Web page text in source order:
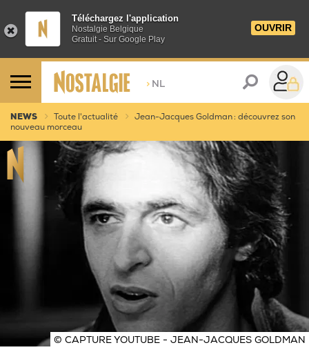
Téléchargez l'application
Nostalgie Belgique
Gratuit - Sur Google Play
OUVRIR
> NL
NEWS Toute l'actualité
Jean-Jacques Goldman : découvrez son
nouveau morceau
© CAPTURE YOUTUBE - JEAN-JACQUES GOLDMAN